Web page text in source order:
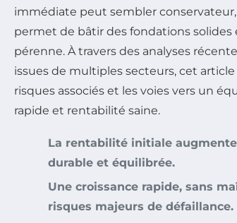
immédiate peut sembler
permet de bâtir des fondations
pérenne. À travers des analyses
issues de multiples secteurs, cet
risques associés et les voies vers un
rapide et rentabilité saine.
La rentabilité initiale augmente
durable et équilibrée.
Une croissance rapide, sans
risques majeurs de défaillance.